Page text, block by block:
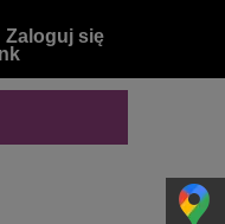
Zaloguj się